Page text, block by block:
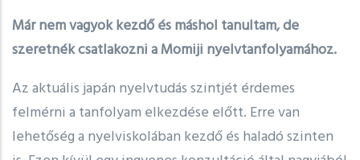
Már nem vagyok kezdő és máshol tanultam, de
szeretnék csatlakozni a Momiji nyelvtanfolyamához.
Az aktuális japán nyelvtudás szintjét érdemes
felmérni a tanfolyam elkezdése előtt. Erre van
lehetőség a nyelviskolában kezdő és haladó szinten